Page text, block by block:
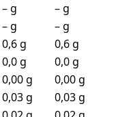
– g
– g
– g
– g
0,6 g
0,6 g
0,0 g
0,0 g
0,00 g
0,00 g
0,03 g
0,03 g